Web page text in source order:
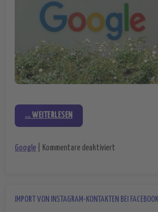
... WEITERLESEN
Google Kommentare deaktiviert
IMPORT VON INSTAGRAM-KONTAKTEN BEI